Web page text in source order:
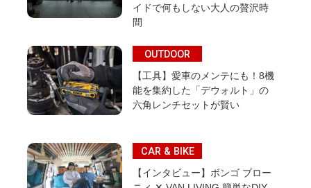
イドで何もしない大人の贅沢時
間
OUTDOOR
【工具】愛車のメンテにも！8機
能を集約した「デウォルト」の
六角レンチセットが賢い
CAR & BIKE
【インタビュー】ボンゴ ブロー